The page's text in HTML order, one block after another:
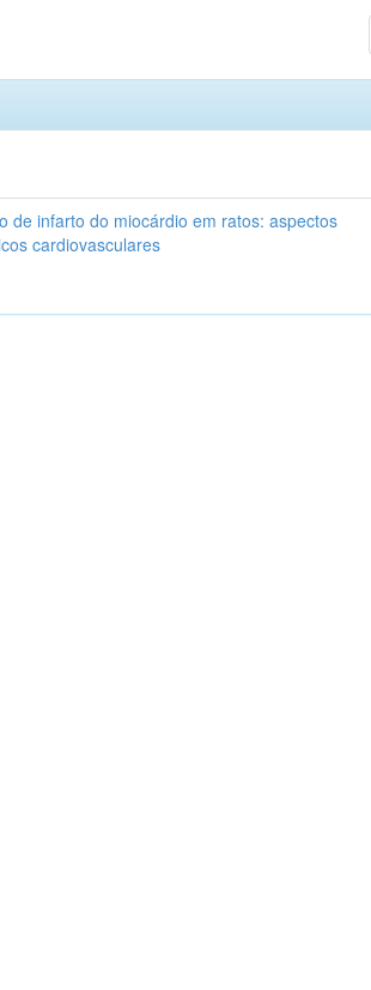
de infarto do miocárdio em ratos: aspectos
cardiovasculares